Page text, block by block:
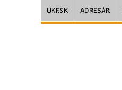
UKF.SK ADRESÁR